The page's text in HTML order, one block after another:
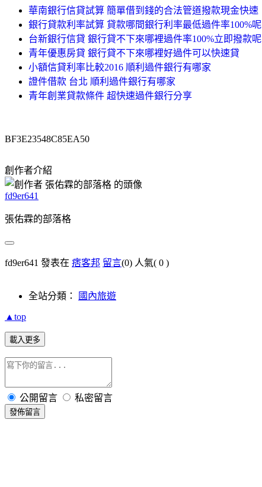
華南銀行信貸試算 簡單借到錢的合法管道撥款現金快速
銀行貸款利率試算 貸款哪間銀行利率最低過件率100%呢
台新銀行信貸 銀行貸不下來哪裡過件率100%立即撥款呢
青年優惠房貸 銀行貸不下來哪裡好過件可以快速貸
小額信貸利率比較2016 順利過件銀行有哪家
證件借款 台北 順利過件銀行有哪家
青年創業貸款條件 超快速過件銀行分享
BF3E23548C85EA50
創作者介紹
fd9er641
張佑霖的部落格
fd9er641 發表在 痞客邦 留言(0) 人氣( 0 )
全站分類： 國內旅遊
▲top
載入更多
公開留言 私密留言
發佈留言